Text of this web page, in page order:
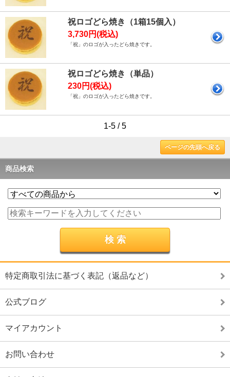
祝ロゴどら焼き（1箱15個入）
3,730円(税込)
「祝」のロゴが入ったどら焼きです。
祝ロゴどら焼き（単品）
230円(税込)
「祝」のロゴが入ったどら焼きです。
1-5 / 5
ページの先頭へ戻る
商品検索
特定商取引法に基づく表記（返品など）
公式ブログ
マイアカウント
お問い合わせ